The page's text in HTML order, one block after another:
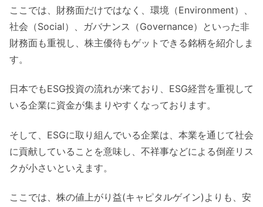
ここでは、財務面だけではなく、環境（Environment）、
社会（Social）、ガバナンス（Governance）といった非
財務面も重視し、株主優待もゲットできる銘柄を紹介しま
す。
日本でもESG投資の流れが来ており、ESG経営を重視して
いる企業に資金が集まりやすくなっております。
そして、ESGに取り組んでいる企業は、本業を通じて社会
に貢献していることを意味し、不祥事などによる倒産リス
クが小さいといえます。
ここでは、株の値上がり益(キャピタルゲイン)よりも、安